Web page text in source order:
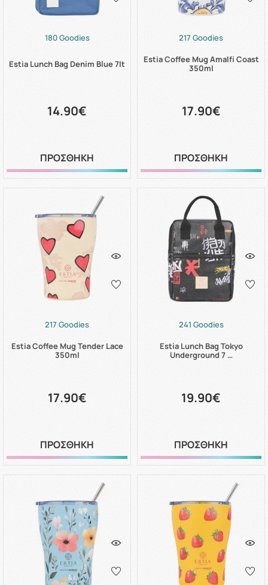
180 Goodies
Estia Lunch Bag Denim Blue 7lt
14.90€
ΠΡΟΣΘΗΚΗ
217 Goodies
Estia Coffee Mug Amalfi Coast
350ml
17.90€
ΠΡΟΣΘΗΚΗ
217 Goodies
Estia Coffee Mug Tender Lace
350ml
17.90€
ΠΡΟΣΘΗΚΗ
241 Goodies
Estia Lunch Bag Tokyo
Underground 7 …
19.90€
ΠΡΟΣΘΗΚΗ